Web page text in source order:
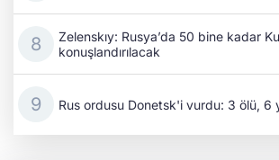
Zelenskıy: Rusya’da 50 bine kadar
konuşlandırılacak
Rus ordusu Donetsk'i vurdu: 3 ölü, 6